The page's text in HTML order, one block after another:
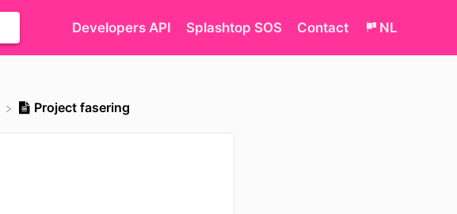
Developers API Splashtop SOS Contact NL
Project fasering